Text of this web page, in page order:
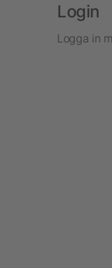
Login
Logga in